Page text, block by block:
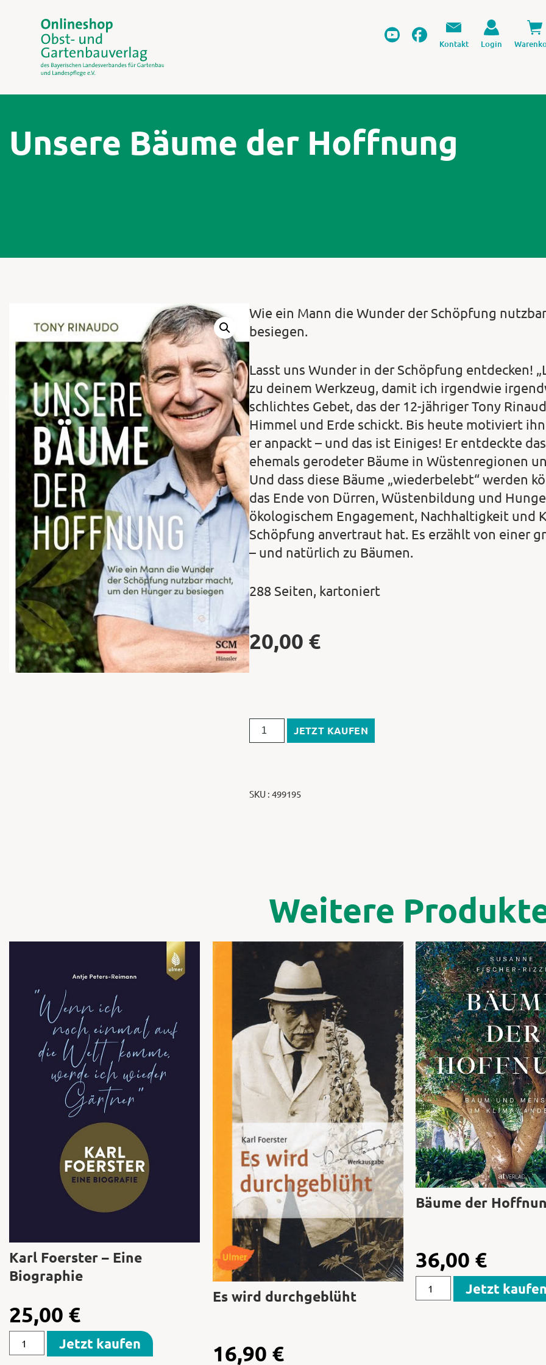
Kontakt Login
Unsere Bäume der Hoffnung
Wie ein Mann die Wunder der Schöpfung
besiegen.
Lasst uns Wunder in der Schöpfung entdecken!
zu deinem Werkzeug, damit ich irgendwie
schlichtes Gebet, das der 12-jähriger Tony
Himmel und Erde schickt. Bis heute motiviert
er anpackt – und das ist Einiges! Er entdeckte
ehemals gerodeter Bäume in Wüstenregionen
Und dass diese Bäume „wiederbelebt“ werden
das Ende von Dürren, Wüstenbildung und
ökologischem Engagement, Nachhaltigkeit und
Schöpfung anvertraut hat. Es erzählt von einer
– und natürlich zu Bäumen.
288 Seiten, kartoniert
20,00 €
JETZT KAUFEN
SKU : 499195
Weitere
Karl Foerster – Eine
Biographie
25,00 €
Jetzt kaufen
Es wird durchgeblüht
16,90 €
Bäume der
36,00 €
Jetzt